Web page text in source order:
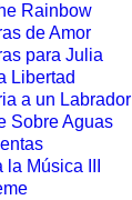
Rainbow
de Amor
para Julia
Libertad
a un Labrador
Sobre Aguas
Música III